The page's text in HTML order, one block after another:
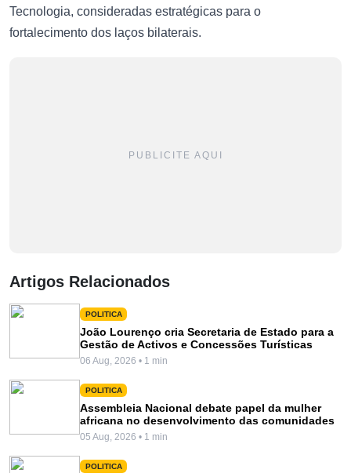
Tecnologia, consideradas estratégicas para o
fortalecimento dos laços bilaterais.
PUBLICITE AQUI
Artigos Relacionados
POLITICA
João Lourenço cria Secretaria de Estado para a
Gestão de Activos e Concessões Turísticas
06 Aug, 2026 • 1 min
POLITICA
Assembleia Nacional debate papel da mulher
africana no desenvolvimento das comunidades
05 Aug, 2026 • 1 min
POLITICA